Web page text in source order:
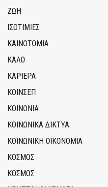
ΖΩΗ
ΙΣΟΤΙΜΙΕΣ
ΚΑΙΝΟΤΟΜΊΑ
ΚΑΛΟ
ΚΑΡΙΕΡΑ
ΚΟΙΝΣΕΠ
ΚΟΙΝΩΝΙΑ
ΚΟΙΝΩΝΙΚΆ ΔΊΚΤΥΑ
ΚΟΙΝΩΝΙΚΉ ΟΙΚΟΝΟΜΊΑ
ΚΟΣΜΟΣ
ΚΟΣΜΟΣ